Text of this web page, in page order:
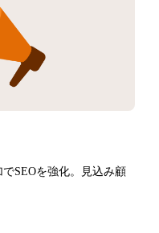
SEOを強化。見込み顧